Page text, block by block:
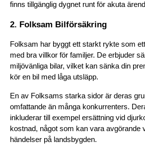
finns tillgänglig dygnet runt för akuta
2. Folksam Bilförsäkring
Folksam har byggt ett starkt rykte som
med bra villkor för familjer. De erbjuder
miljövänliga bilar, vilket kan sänka din
kör en bil med låga utsläpp.
En av Folksams starka sidor är deras
omfattande än många konkurrenters.
inkluderar till exempel ersättning vid
kostnad, något som kan vara avgörande
händelser på landsbygden.